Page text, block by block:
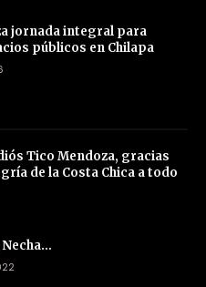
jornada integral para
públicos en Chilapa
Tico Mendoza, gracias
de la Costa Chica a todo